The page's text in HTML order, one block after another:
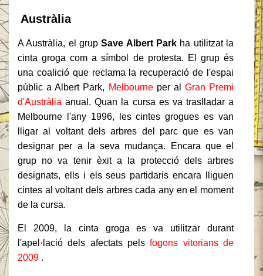
Austràlia
A Austràlia, el grupSave Albert Park ha utilitzat la
cinta groga com a símbol de protesta. El grup és
una coalició que reclama la recuperació de l'espai
públic a Albert Park, Melbourneper al Gran Premi
d'Austràlia anual. Quan la cursa es va traslladar a
Melbourne l'any 1996, les cintes grogues es van
lligar al voltant dels arbres del parc que es van
designar per a la seva mudança.
Encara que el
grup no va tenir èxit a la protecció dels arbres
designats, ells i els seus partidaris encara lliguen
cintes al voltant dels arbres cada any en el moment
de la cursa.
El 2009, la cinta groga es va utilitzar durant
l'apel·lació dels afectats pelsfogons vitorians de
2009 .